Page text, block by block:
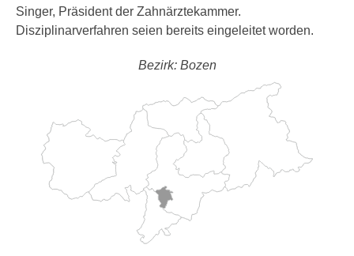
Singer, Präsident der Zahnärztekammer.
Disziplinarverfahren seien bereits eingeleitet worden.
Bezirk: Bozen